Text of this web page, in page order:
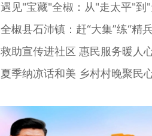
遇见"宝藏"全椒：从"走太平"到
全椒县石沛镇：赶“大集”练“精
救助宣传进社区 惠民服务暖人
夏季纳凉话和美 乡村村晚聚民